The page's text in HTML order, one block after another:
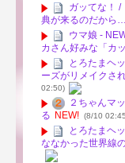
ガッてな！ /
典が来るのだから…
ウマ娘 -
カさん好みな「カ
とろたまヘ
ーズがリメイクさ
02:50)
２ちゃんマ
る NEW! (8/10
とろたまヘ
ななかった世界線